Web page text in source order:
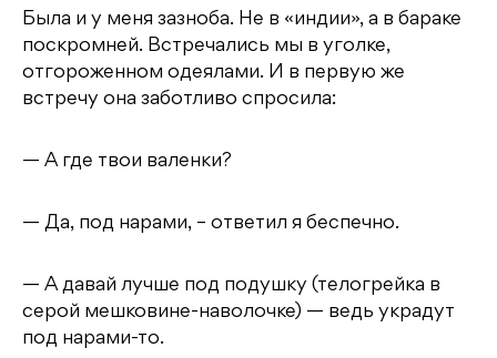
Была и у меня зазноба. Не в «индии», а в бараке
поскромней. Встречались мы в уголке,
отгороженном одеялами. И в первую же
встречу она заботливо спросила:
— А где твои валенки?
— Да, под нарами, – ответил я беспечно.
— А давай лучше под подушку (телогрейка в
серой мешковине-наволочке) — ведь украдут
под нарами-то.